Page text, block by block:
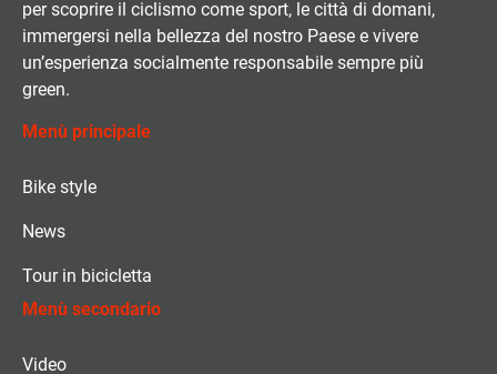
per scoprire il ciclismo come sport, le città di domani,
immergersi nella bellezza del nostro Paese e vivere
un’esperienza socialmente responsabile sempre più
green.
Menù principale
Bike style
News
Tour in bicicletta
Menù secondario
Video